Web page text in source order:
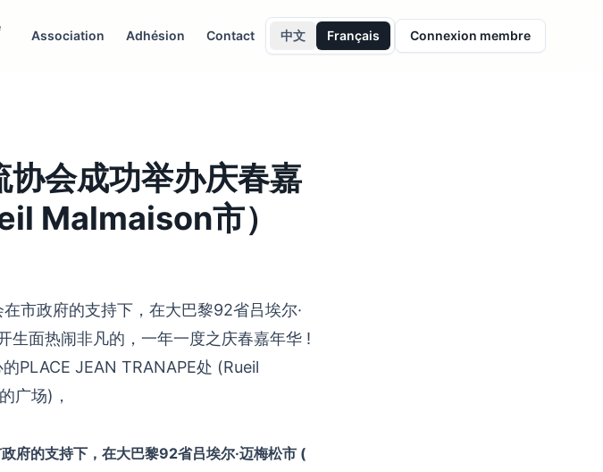
Association Adhésion Contact 中文 Français Connexion membre
会成功举办庆春嘉
Malmaison市）
市政府的支持下，在大巴黎92省吕埃尔·
面热闹非凡的，一年一度之庆春嘉年华 !
PLACE JEAN TRANAPE处 (Rueil
广场)，
府的支持下，在大巴黎92省吕埃尔·迈梅松市 (